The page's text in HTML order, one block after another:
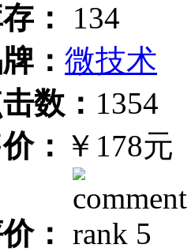
：
134
： 微技术
数： 1354
： ￥178元
：